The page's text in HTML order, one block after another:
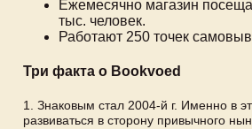
Ежемесячно магазин
тыс. человек.
Работают 250 точек
Три факта о Bookvoed
1. Знаковым стал 2004-й г. Именно в
развиваться в сторону привычного